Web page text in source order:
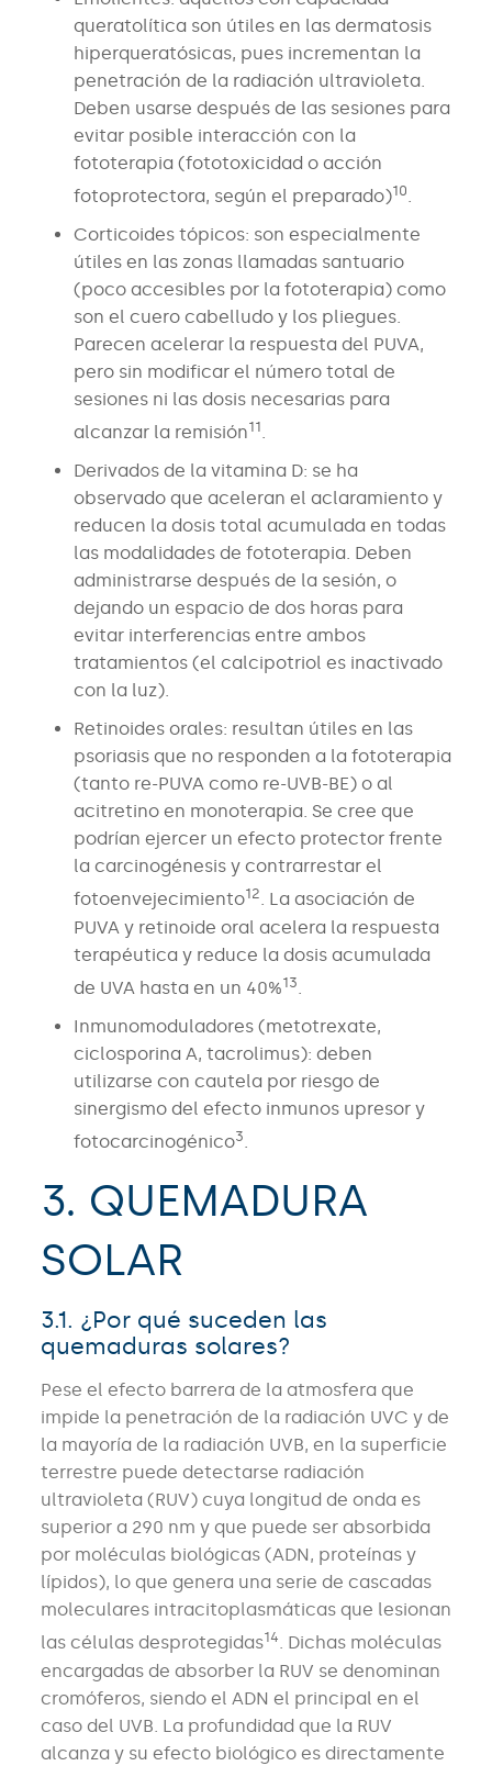
queratolítica son útiles en las dermatosis
hiperqueratósicas, pues incrementan la
penetración de la radiación ultravioleta.
Deben usarse después de las sesiones para
evitar posible interacción con la
fototerapia (fototoxicidad o acción
fotoprotectora, según el preparado)10.
Corticoides tópicos: son especialmente
útiles en las zonas llamadas santuario
(poco accesibles por la fototerapia) como
son el cuero cabelludo y los pliegues.
Parecen acelerar la respuesta del PUVA,
pero sin modificar el número total de
sesiones ni las dosis necesarias para
alcanzar la remisión11.
Derivados de la vitamina D: se ha
observado que aceleran el aclaramiento y
reducen la dosis total acumulada en todas
las modalidades de fototerapia. Deben
administrarse después de la sesión, o
dejando un espacio de dos horas para
evitar interferencias entre ambos
tratamientos (el calcipotriol es inactivado
con la luz).
Retinoides orales: resultan útiles en las
psoriasis que no responden a la fototerapia
(tanto re-PUVA como re-UVB-BE) o al
acitretino en monoterapia. Se cree que
podrían ejercer un efecto protector frente
la carcinogénesis y contrarrestar el
fotoenvejecimiento12. La asociación de
PUVA y retinoide oral acelera la respuesta
terapéutica y reduce la dosis acumulada
de UVA hasta en un 40%13.
Inmunomoduladores (metotrexate,
ciclosporina A, tacrolimus): deben
utilizarse con cautela por riesgo de
sinergismo del efecto inmunos upresor y
fotocarcinogénico3.
3. QUEMADURA
SOLAR
3.1. ¿Por qué suceden las
quemaduras solares?
Pese el efecto barrera de la atmosfera que
impide la penetración de la radiación UVC y de
la mayoría de la radiación UVB, en la superficie
terrestre puede detectarse radiación
ultravioleta (RUV) cuya longitud de onda es
superior a 290 nm y que puede ser absorbida
por moléculas biológicas (ADN, proteínas y
lípidos), lo que genera una serie de cascadas
moleculares intracitoplasmáticas que lesionan
las células desprotegidas14. Dichas moléculas
encargadas de absorber la RUV se denominan
cromóferos, siendo el ADN el principal en el
caso del UVB. La profundidad que la RUV
alcanza y su efecto biológico es directamente